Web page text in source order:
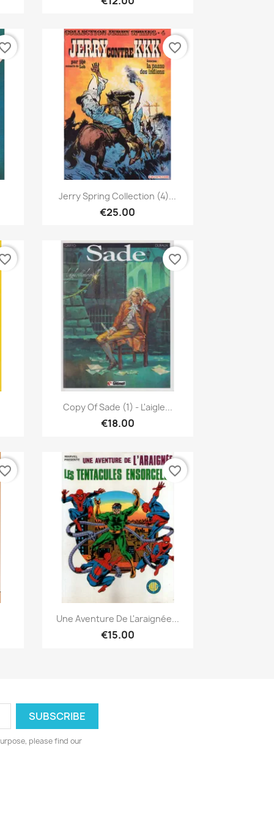
Quick view
Jerry Spring Collection (4)...
€25.00
favorite_border
Quick view
Copy Of Sade (1) - L'aigle...
€18.00
favorite_border
Quick view
Une Aventure De L'araignée...
€15.00
favorite_border
please find our